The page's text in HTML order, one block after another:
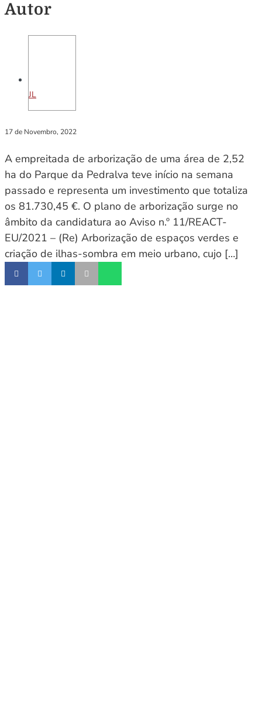
Autor
JL
17 de Novembro, 2022
A empreitada de arborização de uma área de 2,52
ha do Parque da Pedralva teve início na semana
passado e representa um investimento que totaliza
os 81.730,45 €. O plano de arborização surge no
âmbito da candidatura ao Aviso n.º 11/REACT-
EU/2021 – (Re) Arborização de espaços verdes e
criação de ilhas-sombra em meio urbano, cujo […]